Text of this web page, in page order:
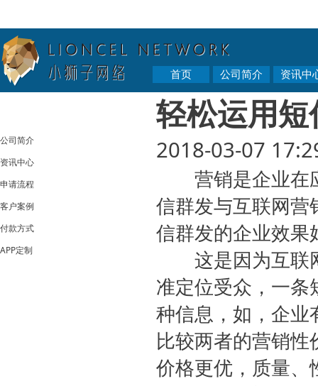
首页 公司简介 资讯中
公司简介
资讯中心
申请流程
客户案例
付款方式
APP定制
轻松运用
2018-03-07
营销是企业在应
信群发与互联网营
信群发的企业效果
这是因为互联网
准定位受众，一
种信息，如，企
比较两者的营销
价格更优，质量、